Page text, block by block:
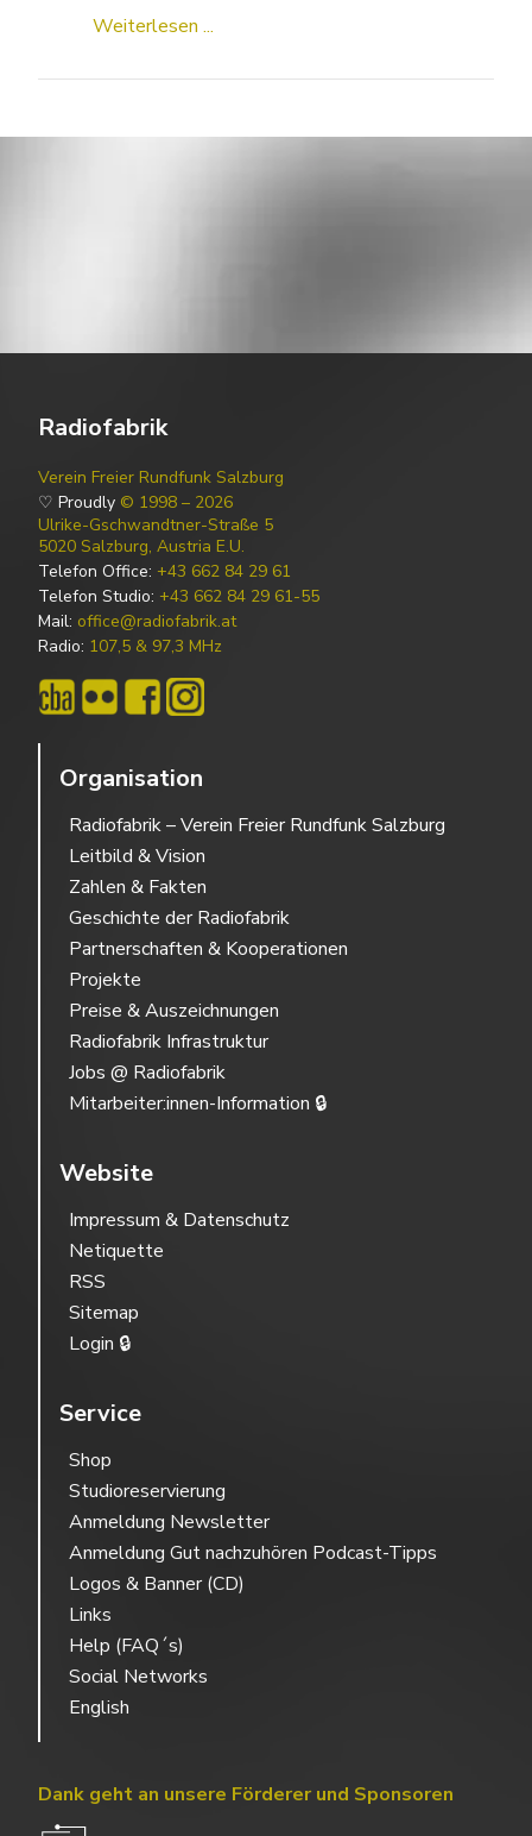
Weiterlesen ...
Radiofabrik
Verein Freier Rundfunk Salzburg
♡ Proudly © 1998 – 2026
Ulrike-Gschwandtner-Straße 5
5020 Salzburg, Austria E.U.
Telefon Office: +43 662 84 29 61
Telefon Studio: +43 662 84 29 61-55
Mail: office@radiofabrik.at
Radio: 107,5 & 97,3 MHz
Organisation
Radiofabrik – Verein Freier Rundfunk Salzburg
Leitbild & Vision
Zahlen & Fakten
Geschichte der Radiofabrik
Partnerschaften & Kooperationen
Projekte
Preise & Auszeichnungen
Radiofabrik Infrastruktur
Jobs @ Radiofabrik
Mitarbeiter:innen-Information 🔒
Website
Impressum & Datenschutz
Netiquette
RSS
Sitemap
Login 🔒
Service
Shop
Studioreservierung
Anmeldung Newsletter
Anmeldung Gut nachzuhören Podcast-Tipps
Logos & Banner (CD)
Links
Help (FAQ´s)
Social Networks
English
Dank geht an unsere Förderer und Sponsoren